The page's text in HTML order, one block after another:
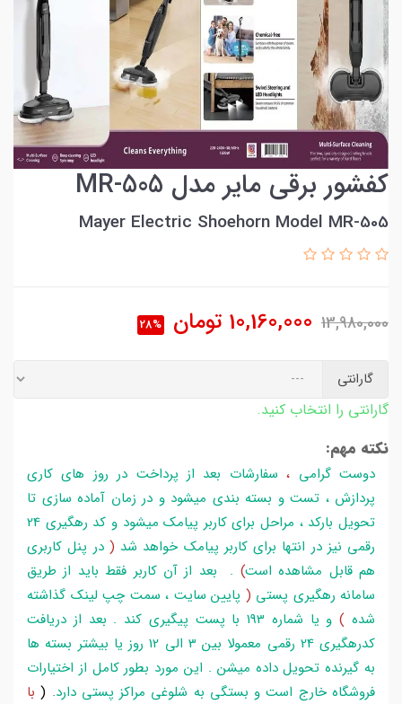
کفشور برقی مایر مدل MR-505
Mayer Electric Shoehorn Model MR-505
13,980,000
10,160,000 تومان 28%
گارانتی
گارانتی را انتخاب کنید.
نکته مهم:
دوست گرامی ،سفارشات بعد از پرداخت در روز های کاری
پردازش ، تست و بسته بندی میشود و در زمان آماده سازی تا
تحویل بارکد ، مراحل برای کاربر پیامک میشود و کد رهگیری 24
رقمی نیز در انتها برای کاربر پیامک خواهد شد ( در پنل کاربری
هم قابل مشاهده است) . بعد از آن کاربر فقط باید از طریق
سامانه رهگیری پستی ( پایین سایت ، سمت چپ لینک گذاشته
شده )
و یا شماره 193 با پست پیگیری کند . بعد از دریافت
کدرهگیری 24 رقمی معمولا بین 3 الی 12 روز یا بیشتر بسته ها
به گیرنده تحویل داده میشن . این مورد بطور کامل از اختیارات
فروشگاه خارج است و بستگی به شلوغی مراکز پستی دارد.
(با